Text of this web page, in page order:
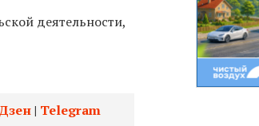
деятельности,
Дзен| Telegram